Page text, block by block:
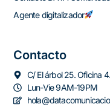
Agente digitalizador
Contacto
C/ El árbol 25. Oficina
Lun-Vie 9AM-19PM